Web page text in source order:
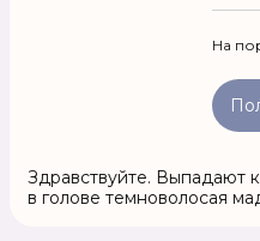
На
Здравствуйте. Выпадают
в голове темноволосая